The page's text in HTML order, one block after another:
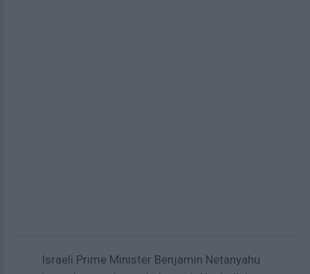
Israeli Prime Minister Benjamin Netanyahu